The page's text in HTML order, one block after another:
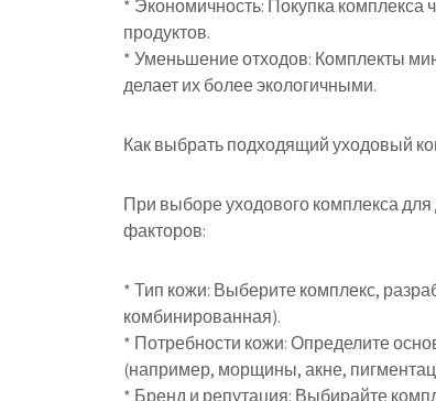
* Экономичность: Покупка комплекса
продуктов.
* Уменьшение отходов: Комплекты
делает их более экологичными.
Как выбрать подходящий уходовый
При выборе уходового комплекса
факторов:
* Тип кожи: Выберите комплекс,
комбинированная).
* Потребности кожи: Определите
(например, морщины, акне,
* Бренд и репутация: Выбирайте